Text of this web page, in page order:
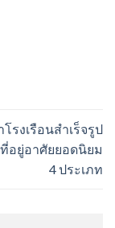
รงเรือนสำเร็จรูป
อยู่อาศัยยอดนิยม
4 ประเภท